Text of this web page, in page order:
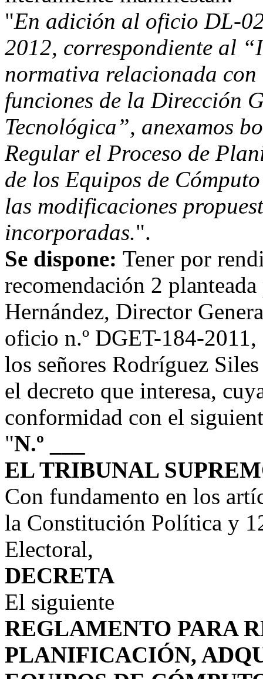
"En adición al oficio DL-
2012, correspondiente al
normativa relacionada
funciones de la Dirección
Tecnológica”, anexamos
Regular el Proceso de
de los Equipos de
las modificaciones
incorporadas.".
Se dispone: Tener por
recomendación 2
Hernández, Director
oficio n.º DGET-184-
los señores Rodríguez
el decreto que interesa,
conformidad con el
"N.º ___
EL TRIBUNAL
Con fundamento en los
la Constitución Política y
Electoral,
DECRETA
El siguiente
REGLAMENTO PARA
PLANIFICACIÓN,